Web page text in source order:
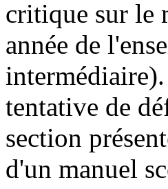
critique sur le
année de
tentative de
section
d'un manuel